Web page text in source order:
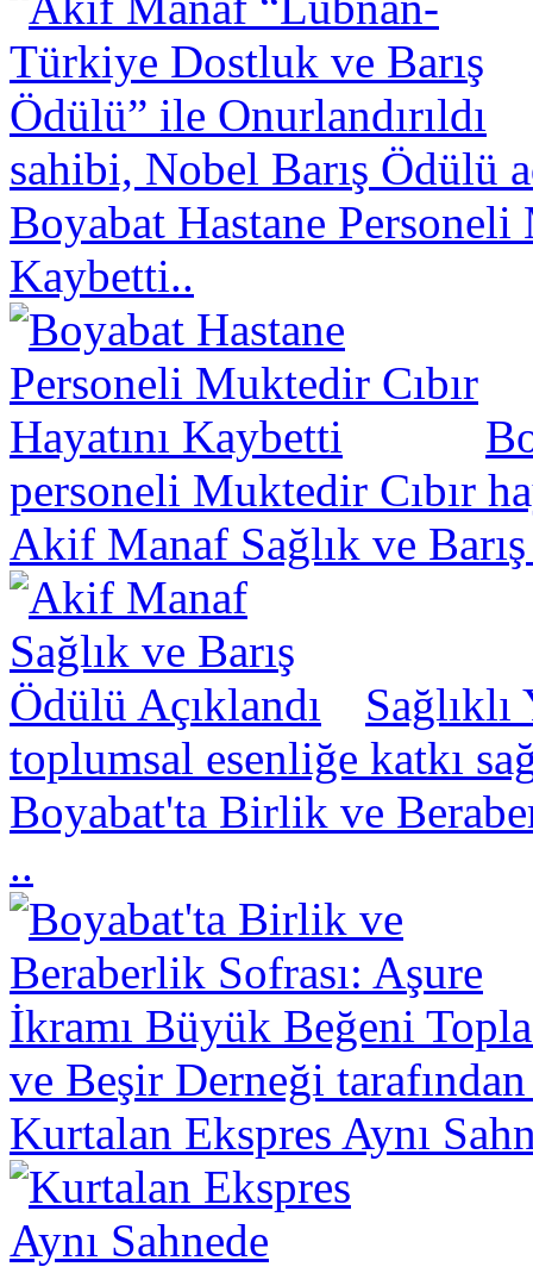
sahibi, Nobel Barış Ödülü
Boyabat Hastane Personeli
Kaybetti..
personeli Muktedir Cıbır
Akif Manaf Sağlık ve
toplumsal esenliğe katkı
Boyabat'ta Birlik ve
..
ve Beşir Derneği
Kurtalan Ekspres Aynı